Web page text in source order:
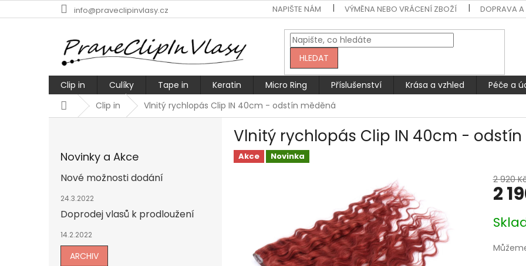
na
info@praveclipinvlasy.cz NAPIŠTE NÁM VÝMĚNA NEBO VRÁCENÍ ZBOŽÍ DOPRAVA A
HLEDAT
Clip in Culíky Tape in Keratin Micro Ring Příslušenství Krása a vzhled Péče a
DomůClip in Vlnitý rychlopás Clip IN 40cm - odstín měděná
Novinky a Akce
Nové možnosti dodání
24.3.2022
Doprodej vlasů k prodloužení
14.2.2022
ARCHIV
Vlnitý rychlopás Clip IN 40cm -
Akce Novinka
2 920
2
cena: